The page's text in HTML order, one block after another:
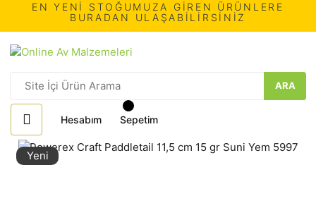
EN YENİ STOĞUMUZA GİREN ÜRÜNLERE
BURADAN ULAŞABİLİRSİNİZ
ARA
Hesabım Sepetim
Yeni